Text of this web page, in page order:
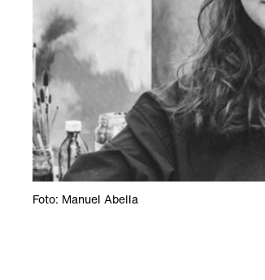
Foto: Manuel Abella